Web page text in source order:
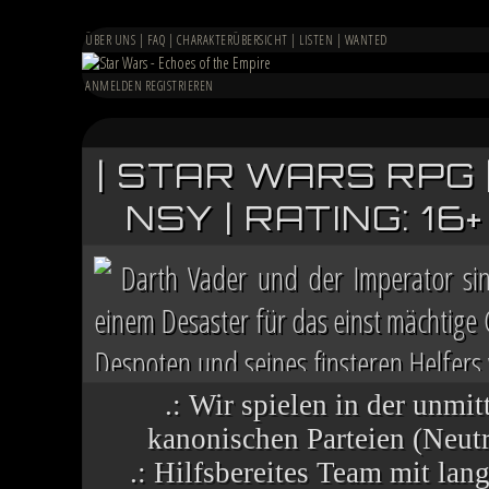
ÜBER UNS | FAQ | CHARAKTERÜBERSICHT | LISTEN | WANTED
ANMELDEN REGISTRIEREN
| STAR WARS
NSY | RATING:
Darth Vader und der Imperator
einem Desaster für das einst
Despoten und seines finsteren
Chaos herrscht auf vielen Welten,
.: Wir spielen in der
kanonischen Parteien
.: Hilfsbereites Team mit